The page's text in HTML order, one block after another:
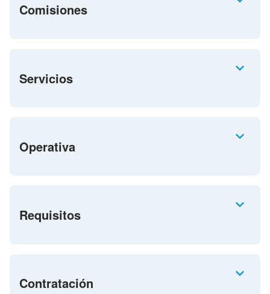
Comisiones
Servicios
Operativa
Requisitos
Contratación